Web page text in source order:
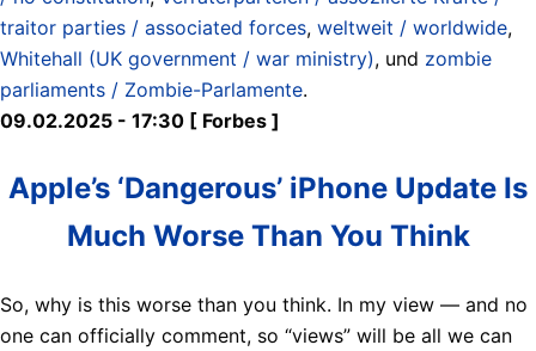
traitor parties / associated forces, weltweit / worldwide,
Whitehall (UK government / war ministry), und zombie
parliaments / Zombie-Parlamente.
09.02.2025 - 17:30 [ Forbes ]
Apple’s ‘Dangerous’ iPhone Update Is
Much Worse Than You Think
So, why is this worse than you think. In my view — and no
one can officially comment, so “views” will be all we can